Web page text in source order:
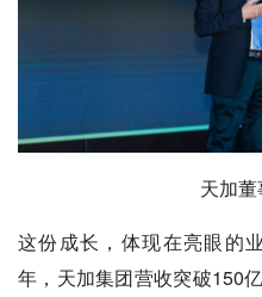
天加
这份成长，体现在亮眼的
年，天加集团营收突破150